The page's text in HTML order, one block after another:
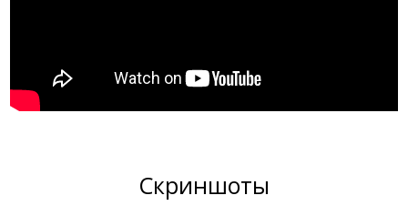
Скриншоты